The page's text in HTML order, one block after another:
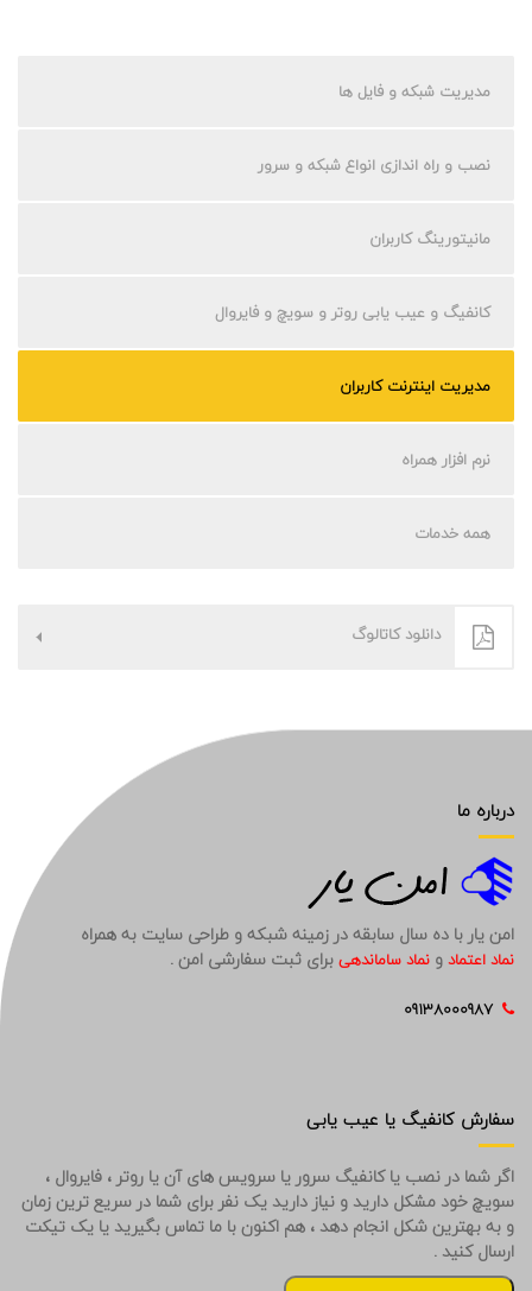
مدیریت شبکه و فایل ها
نصب و راه اندازی انواع شبکه و سرور
مانیتورینگ کاربران
کانفیگ و عیب یابی روتر و سویچ و فایروال
مدیریت اینترنت کاربران
نرم افزار همراه
همه خدمات
دانلود کاتالوگ
درباره ما
امن یار با ده سال سابقه در زمینه شبکه و طراحی سایت به همراه
نماد اعتمادو نماد ساماندهیبرای ثبت سفارشی امن .
سفارش کانفیگ یا عیب یابی
اگر شما در نصب یا کانفیگ سرور یا سرویس های آن یا روتر ، فایروال ،
سویچ خود مشکل دارید و نیاز دارید یک نفر برای شما در سریع ترین زمان
و به بهترین شکل انجام دهد ، هم اکنون با ما تماس بگیرید یا یک تیکت
ارسال کنید .